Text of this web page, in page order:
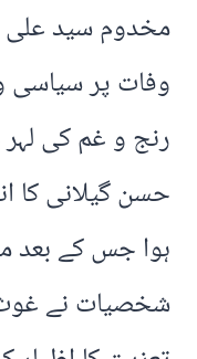
مخدوم سید علی
وفات پر
رنج و غم کی
حسن گیلانی کا
ہوا جس کے بعد
شخصیات نے